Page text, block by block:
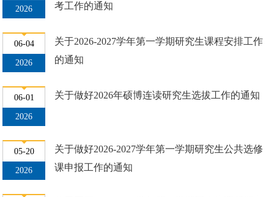
2026
考工作的通知
06-04
2026
关于2026-2027学年第一学期研究生课程安排工作
的通知
06-01
2026
关于做好2026年硕博连读研究生选拔工作的通知
05-20
2026
关于做好2026-2027学年第一学期研究生公共选修
课申报工作的通知